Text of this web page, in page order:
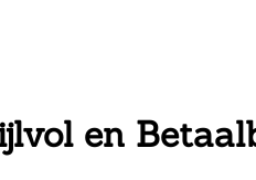
en